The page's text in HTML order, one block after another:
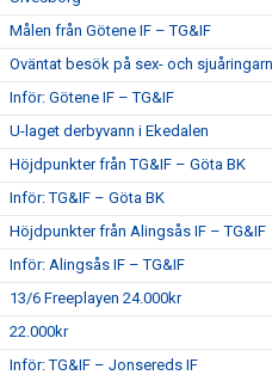
Målen från Götene IF – TG&IF
Oväntat besök på sex- och
Inför: Götene IF – TG&IF
U-laget derbyvann i Ekedalen
Höjdpunkter från TG&IF – Göta BK
Inför: TG&IF – Göta BK
Höjdpunkter från Alingsås IF – TG&IF
Inför: Alingsås IF – TG&IF
13/6 Freeplayen 24.000kr
22.000kr
Inför: TG&IF – Jonsereds IF